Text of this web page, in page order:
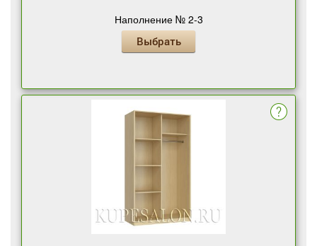
Наполнение № 2-3
Выбрать